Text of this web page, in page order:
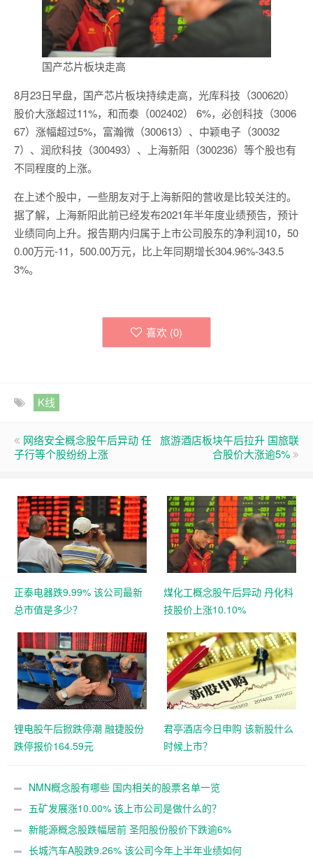
国产芯片板块走高
8月23日早盘，国产芯片板块持续走高，光库科技（300620）
股价大涨超过11%，和而泰（002402） 6%，必创科技（3006
67）涨幅超过5%，富瀚微（300613）、中颖电子（30032
7）、润欣科技（300493）、上海新阳（300236）等个股也有
不同程度的上涨。
在上述个股中，一些朋友对于上海新阳的营收是比较关注的。
据了解，上海新阳此前已经发布2021年半年度业绩预告，预计
业绩同向上升。报告期内归属于上市公司股东的净利润10，50
0.00万元-11，500.00万元，比上年同期增长304.96%-343.5
3%。
喜欢 (0)
K线
网络安全概念股午后异动 任
子行等个股纷纷上涨
旅游酒店板块午后拉升 国旅联
合股价大涨逾5%
正泰电器跌9.99% 该公司最新
总市值是多少？
煤化工概念股午后异动 丹化科
技股价上涨10.10%
锂电股午后掀跌停潮 融捷股份
跌停报价164.59元
君亭酒店今日申购 该新股什么
时候上市？
NMN概念股有哪些 国内相关的股票名单一览
五矿发展涨10.00% 该上市公司是做什么的？
新能源概念股跌幅居前 圣阳股份股价下跌逾6%
长城汽车A股跌9.26% 该公司今年上半年业绩如何